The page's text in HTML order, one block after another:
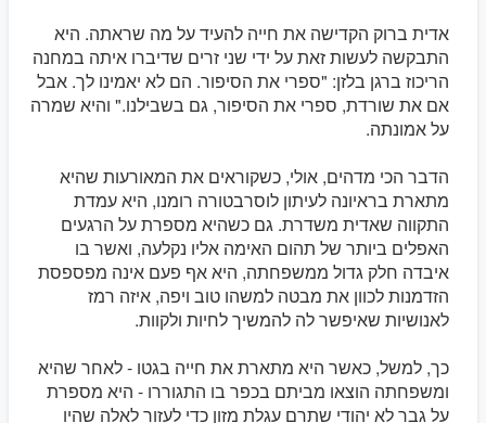
אדית ברוק הקדישה את חייה להעיד על מה שראתה. היא
התבקשה לעשות זאת על ידי שני זרים שדיברו איתה במחנה
הריכוז ברגן בלזן: "ספרי את הסיפור. הם לא יאמינו לך. אבל
אם את שורדת, ספרי את הסיפור, גם בשבילנו." והיא שמרה
על אמונתה.
הדבר הכי מדהים, אולי, כשקוראים את המאורעות שהיא
מתארת בראיונה לעיתון לוסרבטורה רומנו, היא עמדת
התקווה שאדית משדרת. גם כשהיא מספרת על הרגעים
האפלים ביותר של תהום האימה אליו נקלעה, ואשר בו
איבדה חלק גדול ממשפחתה, היא אף פעם אינה מפספסת
הזדמנות לכוון את מבטה למשהו טוב ויפה, איזה רמז
לאנושיות שאיפשר לה להמשיך לחיות ולקוות.
כך, למשל, כאשר היא מתארת את חייה בגטו - לאחר שהיא
ומשפחתה הוצאו מביתם בכפר בו התגוררו - היא מספרת
על גבר לא יהודי שתרם עגלת מזון כדי לעזור לאלה שהיו